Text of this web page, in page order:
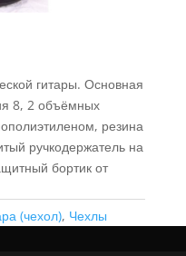
гитары. Основная
8, 2 объёмных
резина
ручкодержатель на
бортик от
(чехол), Чехлы